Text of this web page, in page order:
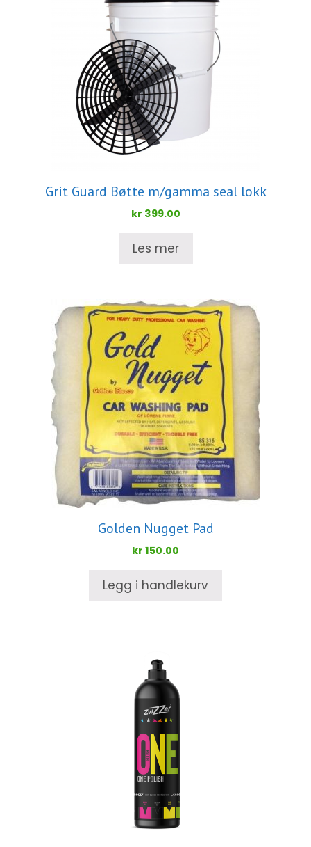
Grit Guard Bøtte m/gamma seal lokk
kr 399.00
Les mer
Golden Nugget Pad
kr 150.00
Legg i handlekurv